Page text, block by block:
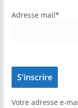
Adresse mail*
Votre adresse e-